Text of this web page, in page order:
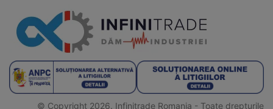
© Copyright 2026. Infinitrade Romania - Toate drepturile